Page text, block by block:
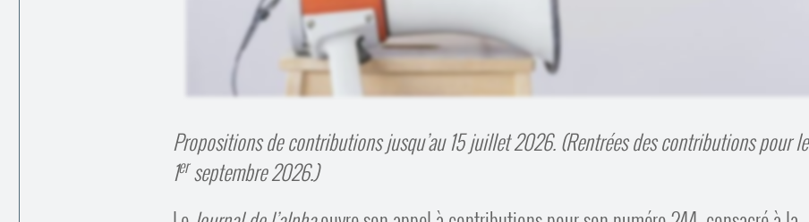
Propositions de contributions jusqu’au 15 juillet 2026. (Rentrées des contributions pour le
1erseptembre 2026.)